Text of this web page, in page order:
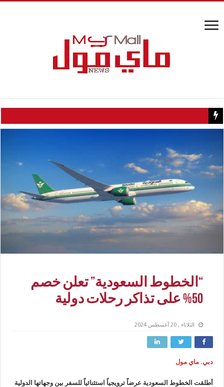
كيف تسبب سائح كويتي في إغلاق منزل عبدالحليم حافظ ومنع
“الخطوط السعودية” تعلن خصم
50% على تذاكر رحلات دولية
الثلاثاء , 20 أغسطس 2024
دبي. ماي مول
أطلقت الخطوط السعودية عرضاً ترويجياً استثنائياً للسفر بين وجهاتها الدولية